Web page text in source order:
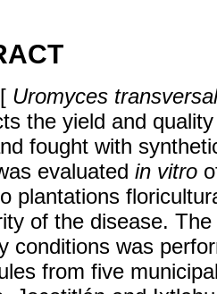
Uromyces
the yield and
fought with
evaluated in vitro
plantations
of the disease.
conditions was
from five